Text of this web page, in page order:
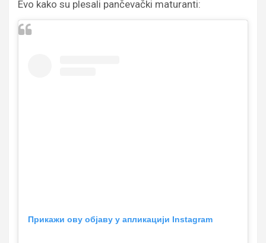
Evo kako su plesali pančevački maturanti:
Прикажи ову објаву у апликацији Instagram